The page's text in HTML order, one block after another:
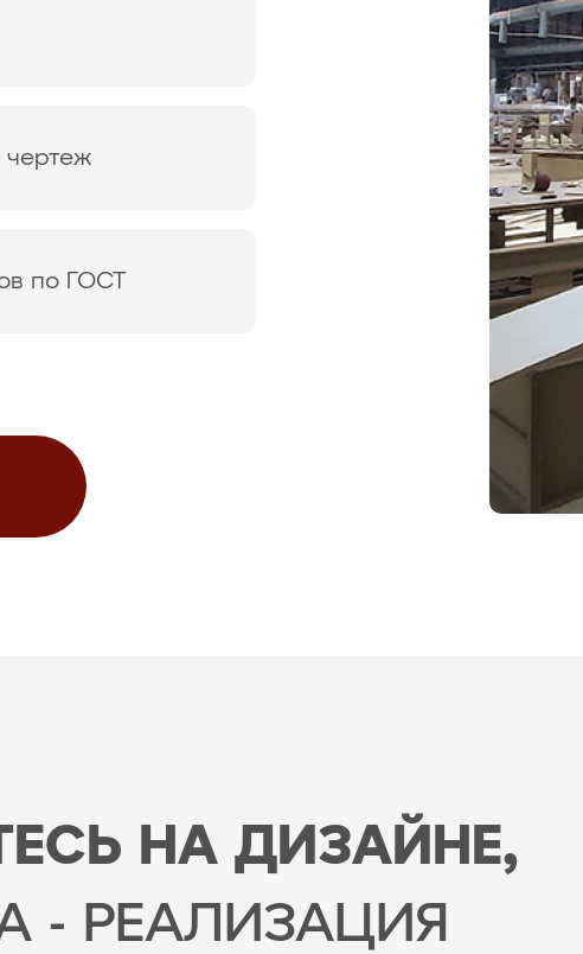
чертеж
по ГОСТ
НА ДИЗАЙНЕ,
- РЕАЛИЗАЦИЯ